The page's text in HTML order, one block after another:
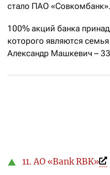
стало ПАО «Совкомбанк».
100% акций банка
которого являются
Александр Машкевич –
11. АО «Bank RBK»